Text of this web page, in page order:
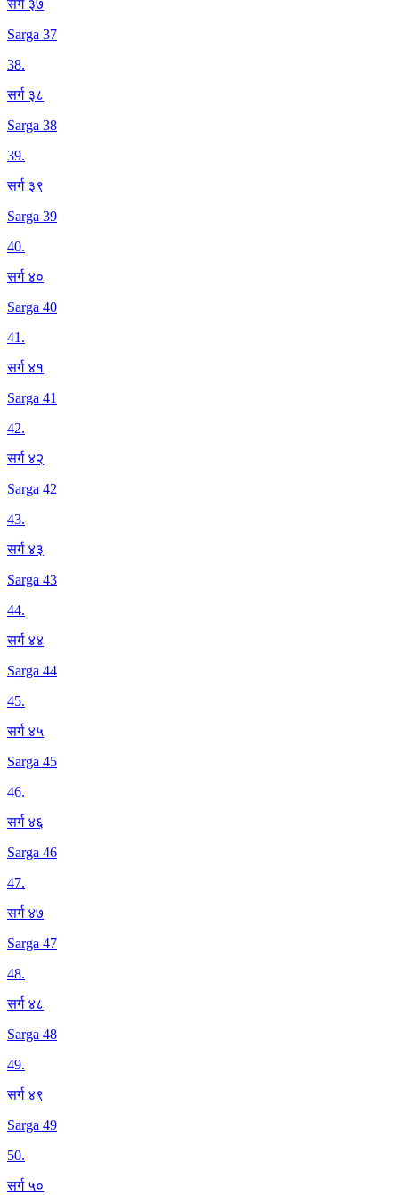
सर्ग ३७
Sarga 37
38.
सर्ग ३८
Sarga 38
39.
सर्ग ३९
Sarga 39
40.
सर्ग ४०
Sarga 40
41.
सर्ग ४१
Sarga 41
42.
सर्ग ४२
Sarga 42
43.
सर्ग ४३
Sarga 43
44.
सर्ग ४४
Sarga 44
45.
सर्ग ४५
Sarga 45
46.
सर्ग ४६
Sarga 46
47.
सर्ग ४७
Sarga 47
48.
सर्ग ४८
Sarga 48
49.
सर्ग ४९
Sarga 49
50.
सर्ग ५०